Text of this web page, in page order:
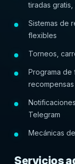
tiradas
Sistemas de
flexibles
Torneos,
Programa de
recompensas
Telegram
Mecánicas
Servicios